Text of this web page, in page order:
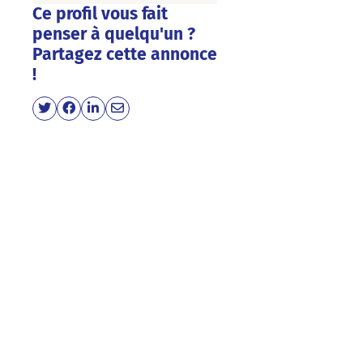
Ce profil vous fait
penser à quelqu'un ?
Partagez cette annonce
!